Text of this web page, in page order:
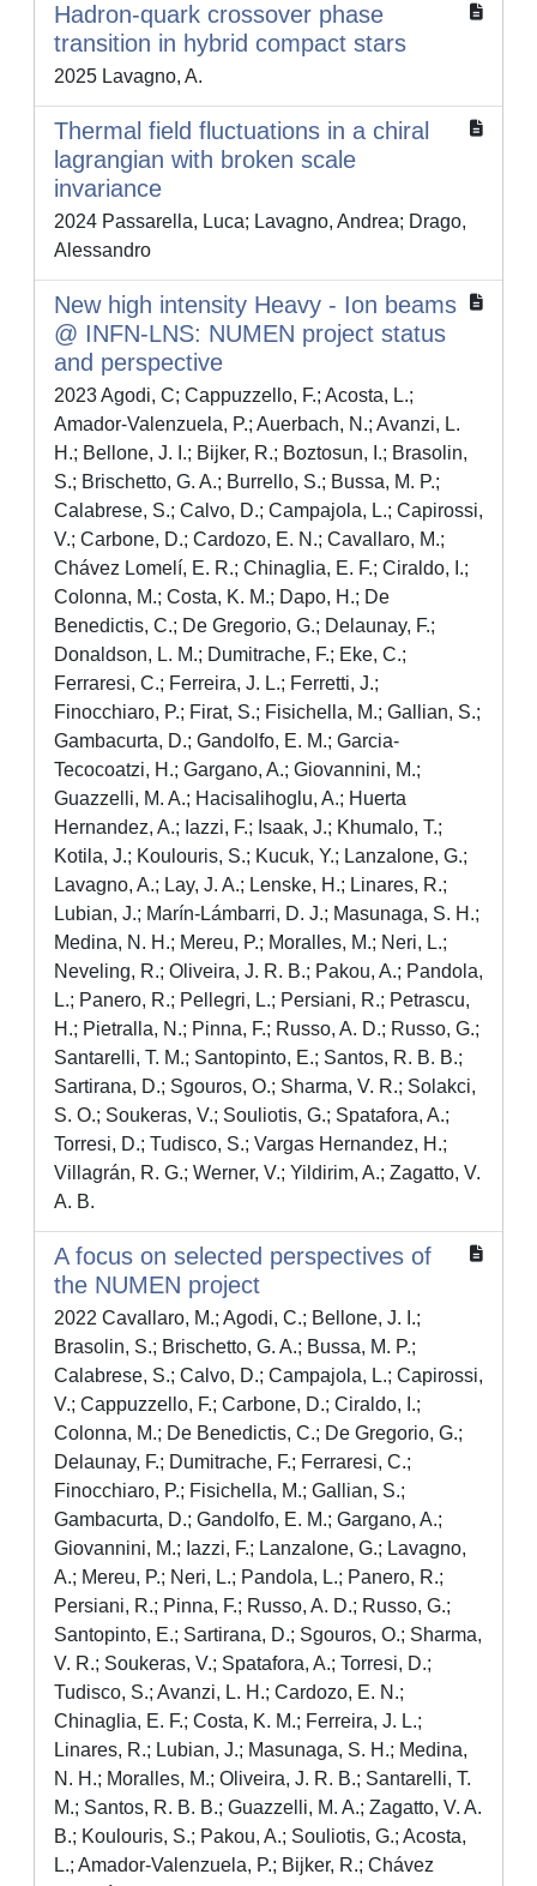
Hadron-quark crossover phase
transition in hybrid compact stars
2025 Lavagno, A.
Thermal field fluctuations in a chiral
lagrangian with broken scale
invariance
2024 Passarella, Luca; Lavagno, Andrea; Drago,
Alessandro
New high intensity Heavy - Ion beams
@ INFN-LNS: NUMEN project status
and perspective
2023 Agodi, C; Cappuzzello, F.; Acosta, L.;
Amador-Valenzuela, P.; Auerbach, N.; Avanzi, L.
H.; Bellone, J. I.; Bijker, R.; Boztosun, I.; Brasolin,
S.; Brischetto, G. A.; Burrello, S.; Bussa, M. P.;
Calabrese, S.; Calvo, D.; Campajola, L.; Capirossi,
V.; Carbone, D.; Cardozo, E. N.; Cavallaro, M.;
Chávez Lomelí, E. R.; Chinaglia, E. F.; Ciraldo, I.;
Colonna, M.; Costa, K. M.; Dapo, H.; De
Benedictis, C.; De Gregorio, G.; Delaunay, F.;
Donaldson, L. M.; Dumitrache, F.; Eke, C.;
Ferraresi, C.; Ferreira, J. L.; Ferretti, J.;
Finocchiaro, P.; Firat, S.; Fisichella, M.; Gallian, S.;
Gambacurta, D.; Gandolfo, E. M.; Garcia-
Tecocoatzi, H.; Gargano, A.; Giovannini, M.;
Guazzelli, M. A.; Hacisalihoglu, A.; Huerta
Hernandez, A.; Iazzi, F.; Isaak, J.; Khumalo, T.;
Kotila, J.; Koulouris, S.; Kucuk, Y.; Lanzalone, G.;
Lavagno, A.; Lay, J. A.; Lenske, H.; Linares, R.;
Lubian, J.; Marín-Lámbarri, D. J.; Masunaga, S. H.;
Medina, N. H.; Mereu, P.; Moralles, M.; Neri, L.;
Neveling, R.; Oliveira, J. R. B.; Pakou, A.; Pandola,
L.; Panero, R.; Pellegri, L.; Persiani, R.; Petrascu,
H.; Pietralla, N.; Pinna, F.; Russo, A. D.; Russo, G.;
Santarelli, T. M.; Santopinto, E.; Santos, R. B. B.;
Sartirana, D.; Sgouros, O.; Sharma, V. R.; Solakci,
S. O.; Soukeras, V.; Souliotis, G.; Spatafora, A.;
Torresi, D.; Tudisco, S.; Vargas Hernandez, H.;
Villagrán, R. G.; Werner, V.; Yildirim, A.; Zagatto, V.
A. B.
A focus on selected perspectives of
the NUMEN project
2022 Cavallaro, M.; Agodi, C.; Bellone, J. I.;
Brasolin, S.; Brischetto, G. A.; Bussa, M. P.;
Calabrese, S.; Calvo, D.; Campajola, L.; Capirossi,
V.; Cappuzzello, F.; Carbone, D.; Ciraldo, I.;
Colonna, M.; De Benedictis, C.; De Gregorio, G.;
Delaunay, F.; Dumitrache, F.; Ferraresi, C.;
Finocchiaro, P.; Fisichella, M.; Gallian, S.;
Gambacurta, D.; Gandolfo, E. M.; Gargano, A.;
Giovannini, M.; Iazzi, F.; Lanzalone, G.; Lavagno,
A.; Mereu, P.; Neri, L.; Pandola, L.; Panero, R.;
Persiani, R.; Pinna, F.; Russo, A. D.; Russo, G.;
Santopinto, E.; Sartirana, D.; Sgouros, O.; Sharma,
V. R.; Soukeras, V.; Spatafora, A.; Torresi, D.;
Tudisco, S.; Avanzi, L. H.; Cardozo, E. N.;
Chinaglia, E. F.; Costa, K. M.; Ferreira, J. L.;
Linares, R.; Lubian, J.; Masunaga, S. H.; Medina,
N. H.; Moralles, M.; Oliveira, J. R. B.; Santarelli, T.
M.; Santos, R. B. B.; Guazzelli, M. A.; Zagatto, V. A.
B.; Koulouris, S.; Pakou, A.; Souliotis, G.; Acosta,
L.; Amador-Valenzuela, P.; Bijker, R.; Chávez